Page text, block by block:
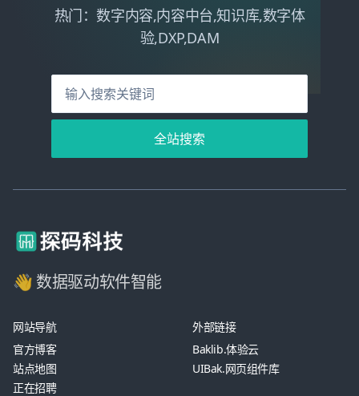
热门：数字内容,内容中台,知识库,数字体
验,DXP,DAM
全站搜索
👋 数据驱动软件智能
网站导航
官方博客
站点地图
正在招聘
外部链接
Baklib.体验云
UIBak.网页组件库